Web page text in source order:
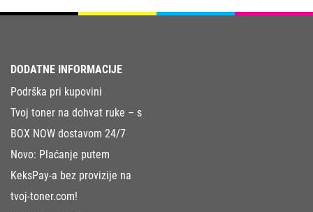
DODATNE INFORMACIJE
Podrška pri kupovini
Tvoj toner na dohvat ruke – s
BOX NOW dostavom 24/7
Novo: Plaćanje putem
KeksPay-a bez provizije na
tvoj-toner.com!